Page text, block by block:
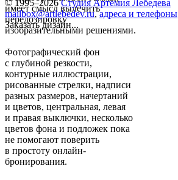
имеет смысл вылечить
передозировку
изобразительными решениями.
Фотографический фон
с глубиной резкости,
контурные иллюстрации,
рисованные стрелки, надписи
разных размеров, начертаний
и цветов, центральная, левая
и правая выключки, несколько
цветов фона и подложек пока
не помогают поверить
в простоту онлайн-
бронирования.
© 1995–2026 Студия Артемия Лебедева
mailbox@artlebedev.ru, адреса и телефоны
Заказать дизайн...